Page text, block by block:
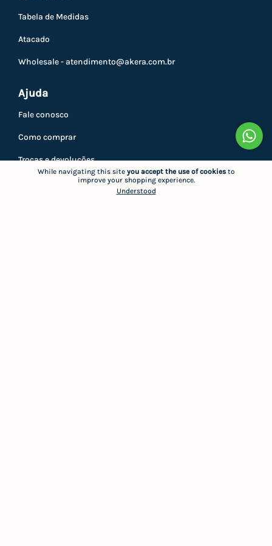
While navigating this site you accept the use of cookiesto
improve your shopping experience.
Understood
Tabela de Medidas
Atacado
Wholesale -atendimento@akera.com.br
Ajuda
Fale conosco
Como comprar
Trocas e devoluções